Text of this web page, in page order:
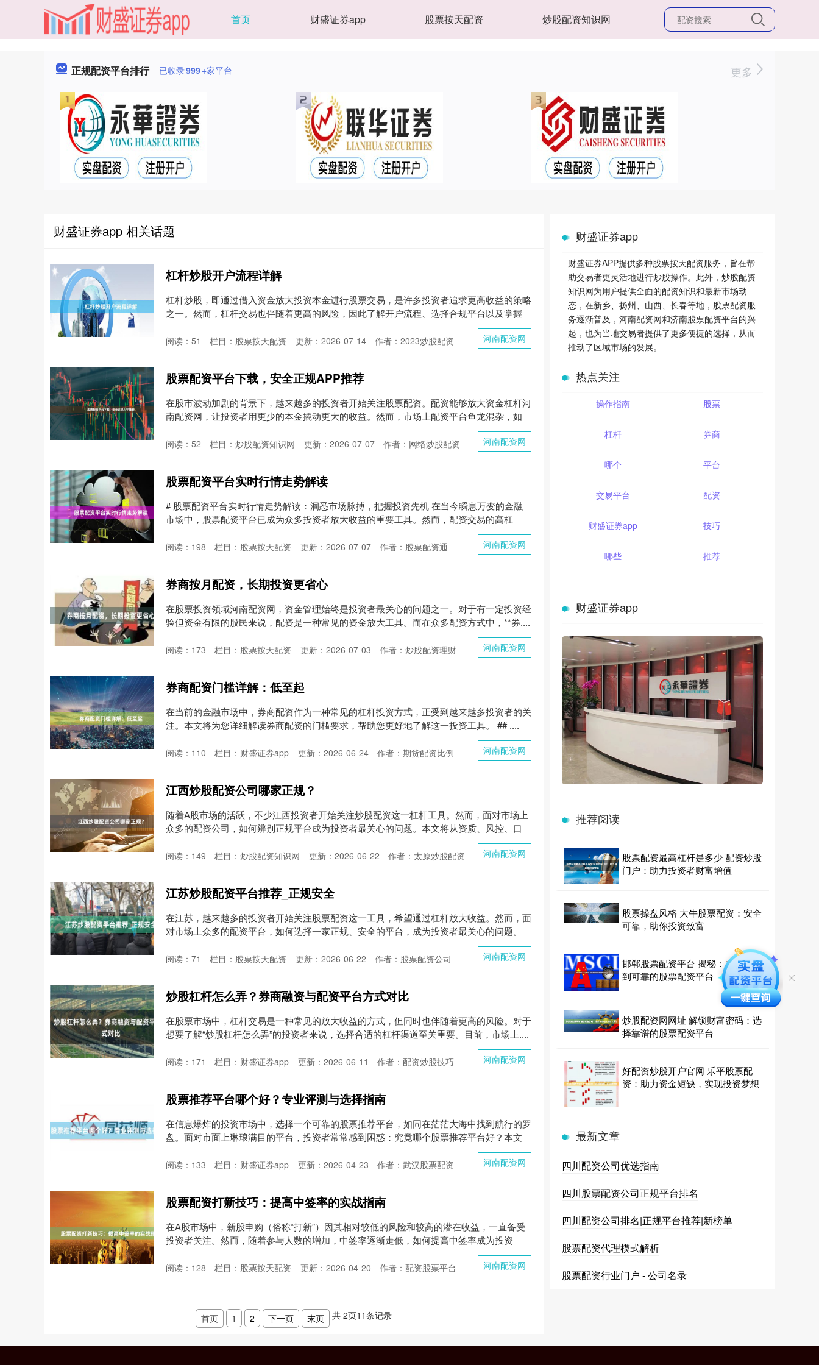
首页 财盛证券app 股票按天配资 炒股配资知识网
正规配资平台排行 已收录999+家平台 更多
财盛证券app 相关话题
杠杆炒股开户流程详解
杠杆炒股，即通过借入资金放大投资本金进行股票交易，是许多投资者追求更高收益的策略
之一。然而，杠杆交易也伴随着更高的风险，因此了解开户流程、选择合规平台以及掌握
河南配资网
更新：2026-07-14 作者：2023炒股配资
阅读： 51 栏目： 股票按天配资
股票配资平台下载，安全正规APP推荐
在股市波动加剧的背景下，越来越多的投资者开始关注股票配资。配资能够放大资金杠杆河
南配资网，让投资者用更少的本金撬动更大的收益。然而，市场上配资平台鱼龙混杂，如
河南配资网
更新：2026-07-07 作者：网络炒股配资
阅读： 52 栏目： 炒股配资知识网
股票配资平台实时行情走势解读
# 股票配资平台实时行情走势解读：洞悉市场脉搏，把握投资先机 在当今瞬息万变的金融
市场中，股票配资平台已成为众多投资者放大收益的重要工具。然而，配资交易的高杠
河南配资网
更新：2026-07-07 作者：股票配资通
阅读： 198 栏目： 股票按天配资
券商按月配资，长期投资更省心
在股票投资领域河南配资网，资金管理始终是投资者最关心的问题之一。对于有一定投资经
验但资金有限的股民来说，配资是一种常见的资金放大工具。而在众多配资方式中，**券....
河南配资网
更新：2026-07-03 作者：炒股配资理财
阅读： 173 栏目： 股票按天配资
券商配资门槛详解：低至起
在当前的金融市场中，券商配资作为一种常见的杠杆投资方式，正受到越来越多投资者的关
注。本文将为您详细解读券商配资的门槛要求，帮助您更好地了解这一投资工具。 ## ....
河南配资网
更新：2026-06-24 作者：期货配资比例
阅读： 110 栏目： 财盛证券app
江西炒股配资公司哪家正规？
随着A股市场的活跃，不少江西投资者开始关注炒股配资这一杠杆工具。然而，面对市场上
众多的配资公司，如何辨别正规平台成为投资者最关心的问题。本文将从资质、风控、口
河南配资网
更新：2026-06-22 作者：太原炒股配资
阅读： 149 栏目： 炒股配资知识网
江苏炒股配资平台推荐_正规安全
在江苏，越来越多的投资者开始关注股票配资这一工具，希望通过杠杆放大收益。然而，面
对市场上众多的配资平台，如何选择一家正规、安全的平台，成为投资者最关心的问题。
河南配资网
更新：2026-06-22 作者：股票配资公司
阅读： 71 栏目： 股票按天配资
炒股杠杆怎么弄？券商融资与配资平台方式对比
在股票市场中，杠杆交易是一种常见的放大收益的方式，但同时也伴随着更高的风险。对于
想要了解“炒股杠杆怎么弄”的投资者来说，选择合适的杠杆渠道至关重要。目前，市场上....
河南配资网
更新：2026-06-11 作者：配资炒股技巧
阅读： 171 栏目： 财盛证券app
股票推荐平台哪个好？专业评测与选择指南
在信息爆炸的投资市场中，选择一个可靠的股票推荐平台，如同在茫茫大海中找到航行的罗
盘。面对市面上琳琅满目的平台，投资者常常感到困惑：究竟哪个股票推荐平台好？本文
河南配资网
更新：2026-04-23 作者：武汉股票配资
阅读： 133 栏目： 财盛证券app
股票配资打新技巧：提高中签率的实战指南
在A股市场中，新股申购（俗称“打新”）因其相对较低的风险和较高的潜在收益，一直备受
投资者关注。然而，随着参与人数的增加，中签率逐渐走低，如何提高中签率成为投资
河南配资网
更新：2026-04-20 作者：配资股票平台
阅读： 128 栏目： 股票按天配资
首页 1 2 下一页 末页 共 2页11条记录
财盛证券app
财盛证券APP提供多种股票按天配资服务，旨在帮
助交易者更灵活地进行炒股操作。此外，炒股配资
知识网为用户提供全面的配资知识和最新市场动
态，在新乡、扬州、山西、长春等地，股票配资服
务逐渐普及，河南配资网和济南股票配资平台的兴
起，也为当地交易者提供了更多便捷的选择，从而
推动了区域市场的发展。
热点关注
操作指南 股票
杠杆 券商
哪个 平台
交易平台 配资
财盛证券app 技巧
哪些 推荐
财盛证券app
推荐阅读
股票配资最高杠杆是多少 配资炒股
门户：助力投资者财富增值
股票操盘风格 大牛股票配资：安全
可靠，助你投资致富
邯郸股票配资平台 揭秘：在哪里找
到可靠的股票配资平台
炒股配资网网址 解锁财富密码：选
择靠谱的股票配资平台
好配资炒股开户官网 乐平股票配
资：助力资金短缺，实现投资梦想
最新文章
四川配资公司优选指南
四川股票配资公司正规平台排名
四川配资公司排名|正规平台推荐|新榜单
股票配资代理模式解析
股票配资行业门户 - 公司名录